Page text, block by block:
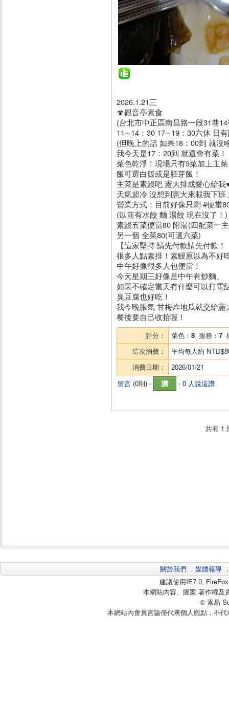
2026.1.21三
🍄觀音亭素食
(台北市中正區南昌路一段31巷
11∼14：30 17∼19：30六休 日
(但晚上的話 如果18：00到 就沒
我今天是17：20到 就還會有菜！
菜色乾淨！現場只有9菜加上主
飯可選白飯或是胚芽飯！
主菜是素鰻吧 憲大排成愛心給我
天氣超冷 沒想到憲大來載我下班
營業方式：目前好像只剩 #便當
(以前有水餃 麵 湯餃 現在沒了！)
素鰻五菜便當80 附湯(四配菜一
另一個 全菜80(可選六菜)
【這家堅持 請先付款請先付款！
很多人點素排！素鰻原以為不好
中午好像很多人包便當！
今天星期三好像是中午有炒麵、
如果不確定當天有什麼可以打電
臭豆腐也好吃！
我今晚脹氣 甘梅炸地瓜就交給憲
餐後要自己收拾喔！
評分： 菜色： 8 服務： 7
這次消費：
平均每人約
消費日期：
2026/01/21
留言 (0則) ‧ 讚 ‧ 0 人說這讚
共有 1
關於我們 ． 媒體報導
建議使用IE7.0,
本網站內容、圖案 著作權及
© 素易
本網站內會員言論僅代表個人觀點，不